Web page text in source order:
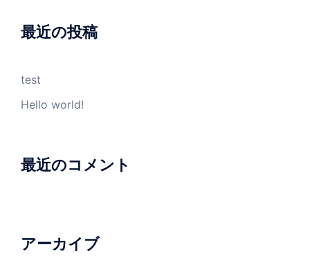
最近の投稿
test
Hello world!
最近のコメント
アーカイブ